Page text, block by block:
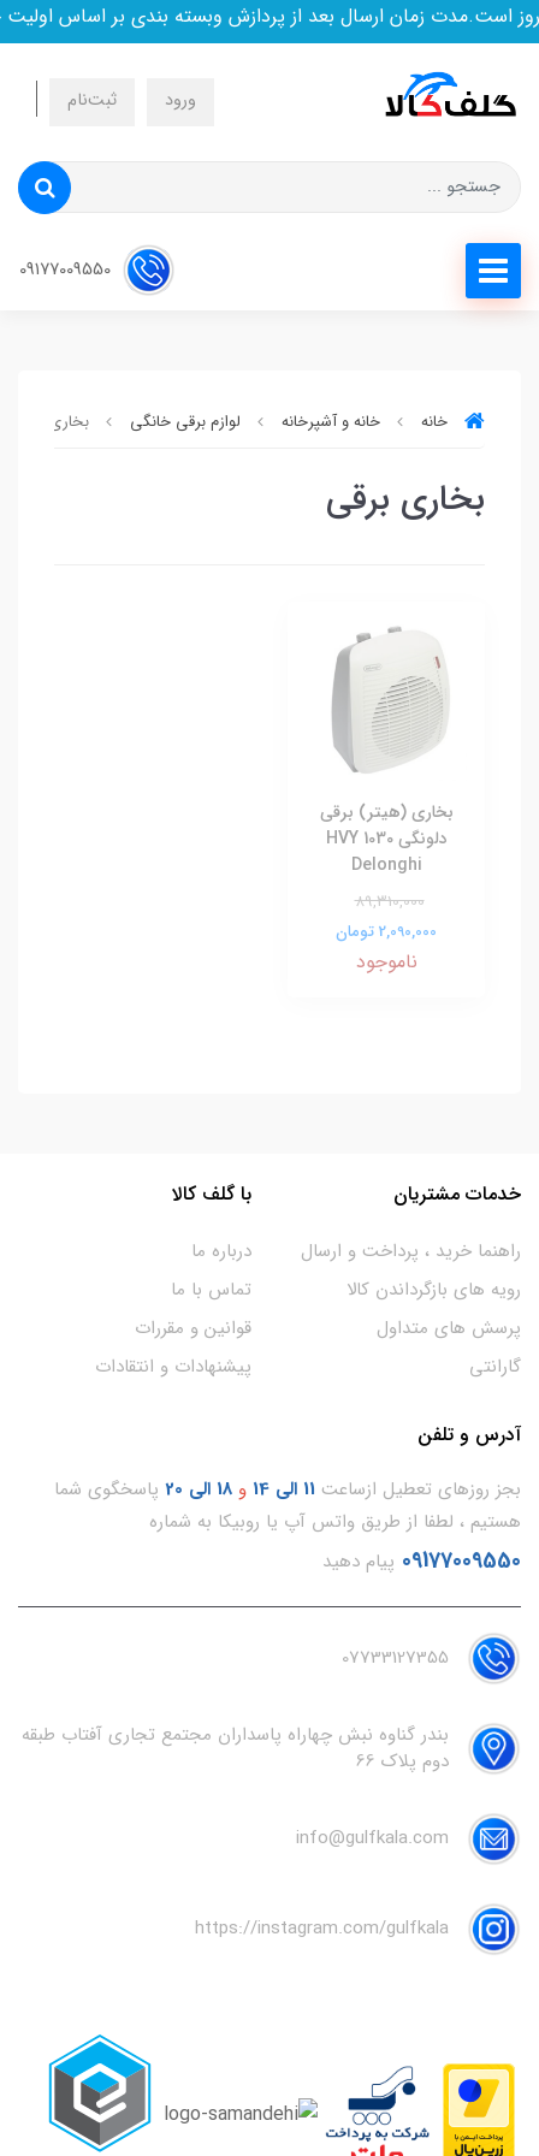
است.مدت زمان ارسال بعد از پردازش وبسته بندی بر اساس
ورود ثبت‌نام
خانه خانه و آشپرخانه لوازم برقی خانگی بخاری برقی
بخاری برقی
بخاري (هیتر) برقي
دلونگي HVY 1030
Delonghi
89,310,000
2,090,000 تومان
ناموجود
خدمات مشتریان
راهنما خرید ، پرداخت و ارسال
رویه های بازگرداندن کالا
پرسش های متداول
گارانتی
با گلف کالا
درباره ما
تماس با ما
قوانین و مقررات
پیشنهادات و انتقادات
آدرس و تلفن
بجز روزهای تعطیل ازساعت 11 الی 14 و 18 الی 20
پاسخگوی شما
هستیم ، لطفا از طریق واتس آپ یا روبیکا به شماره
09177009550 پیام دهید
07733127355
بندر گناوه نبش چهاراه پاسداران مجتمع تجاری آفتاب طبقه
دوم پلاک 66
info@gulfkala.com
https://instagram.com/gulfkala